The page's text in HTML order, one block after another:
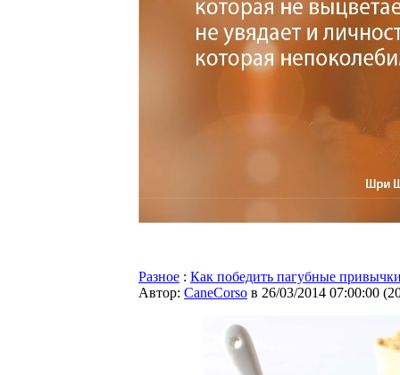
Разное : Как победить пагубные
Автор: CaneCorso в 26/03/2014 07:00:00 (